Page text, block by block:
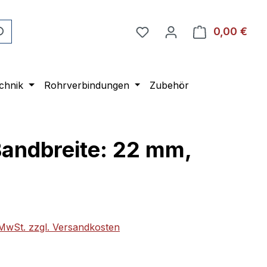
0,00 €
Rohrverbindungen Zubehör
22 mm,
zzgl. Versandkosten